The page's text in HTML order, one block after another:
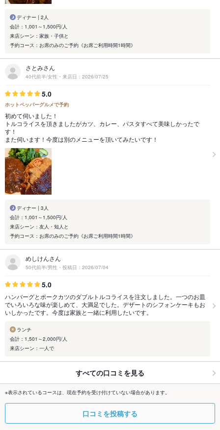
ディナー | 2人
会計：1,001～1,500円/人
来店シーン：家族・子供と
予約コース：お席のみのご予約《お席ご利用時間1時間》
さとみさん
40代前半/女性・来店日：2026/07/25
5.0
ホットペッパーグルメで予約
初めて伺いました！
トルコライスを頂きましたがカツ、カレー、パスタすべて美味しかったで
す！
また伺います！今度は別のメニューを頂いてみたいです！
ディナー | 3人
会計：1,001～1,500円/人
来店シーン：友人・知人と
予約コース：お席のみのご予約《お席ご利用時間1時間》
めしけんさん
50代前半/男性・投稿日：2026/07/04
5.0
ハンバーグとポークカツのダブルトルコライスを注文しました。一つのお皿
でいろいろな味が楽しめて、大満足でした。デザートのシフォンケーキもお
いしかったです。今度は家族と一緒に利用したいです。
ランチ
会計：1,501～2,000円/人
来店シーン：一人で
すべての口コミを見る
※表示されているコースは、現在予約を受け付けていない場合があります。
口コミを投稿する